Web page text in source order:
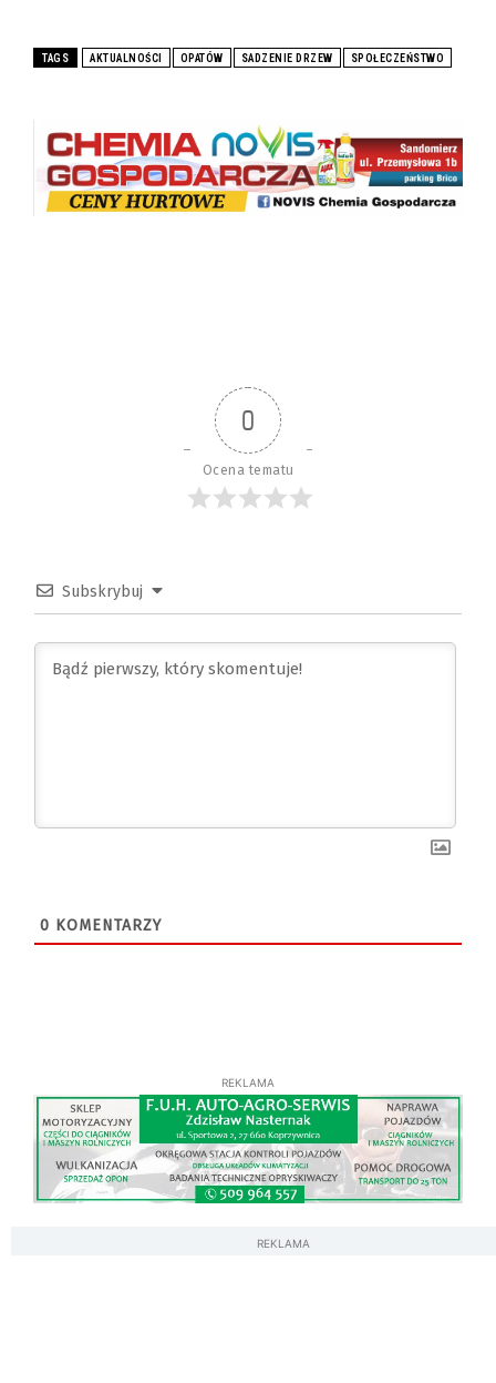
TAGS AKTUALNOŚCI OPATÓW SADZENIE DRZEW SPOŁECZEŃSTWO
0
Ocena tematu
Subskrybuj
0 KOMENTARZY
REKLAMA
REKLAMA